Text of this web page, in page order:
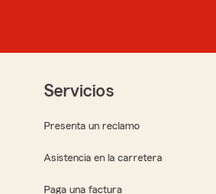
Servicios
Presenta un reclamo
Asistencia en la carretera
Paga una factura